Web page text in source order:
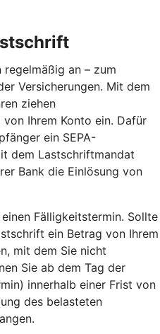
regelmäßig an – zum
Versicherungen. Mit dem
ziehen
Ihrem Konto ein. Dafür
ein SEPA-
dem Lastschriftmandat
Bank die Einlösung von
Fälligkeitstermin. Sollte
ein Betrag von Ihrem
mit dem Sie nicht
Sie ab dem Tag der
innerhalb einer Frist von
des belasteten